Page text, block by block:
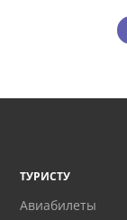
ТУРИСТУ
Авиабилеты